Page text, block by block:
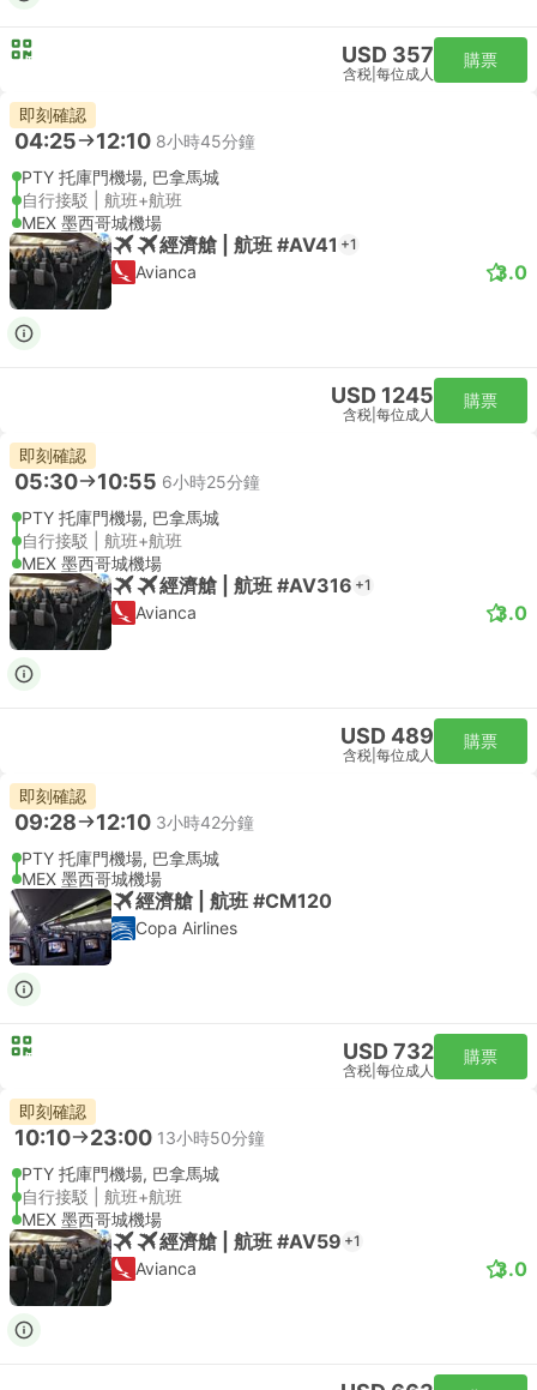
USD 357
含税 每位成人
購票
即刻確認
04:25 12:10 8小時45分鐘
PTY 托庫門機場, 巴拿馬城
自行接駁 | 航班+航班
MEX 墨西哥城機場
經濟艙 | 航班 #AV41 +1
Avianca 3.0
USD 1245
含税 每位成人
購票
即刻確認
05:30 10:55 6小時25分鐘
PTY 托庫門機場, 巴拿馬城
自行接駁 | 航班+航班
MEX 墨西哥城機場
經濟艙 | 航班 #AV316 +1
Avianca 3.0
USD 489
含税 每位成人
購票
即刻確認
09:28 12:10 3小時42分鐘
PTY 托庫門機場, 巴拿馬城
MEX 墨西哥城機場
經濟艙 | 航班 #CM120
Copa Airlines
USD 732
含税 每位成人
購票
即刻確認
10:10 23:00 13小時50分鐘
PTY 托庫門機場, 巴拿馬城
自行接駁 | 航班+航班
MEX 墨西哥城機場
經濟艙 | 航班 #AV59 +1
Avianca 3.0